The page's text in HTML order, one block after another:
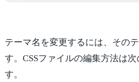
テーマ名を変更するには、その
す。CSSファイルの編集方法は
す。